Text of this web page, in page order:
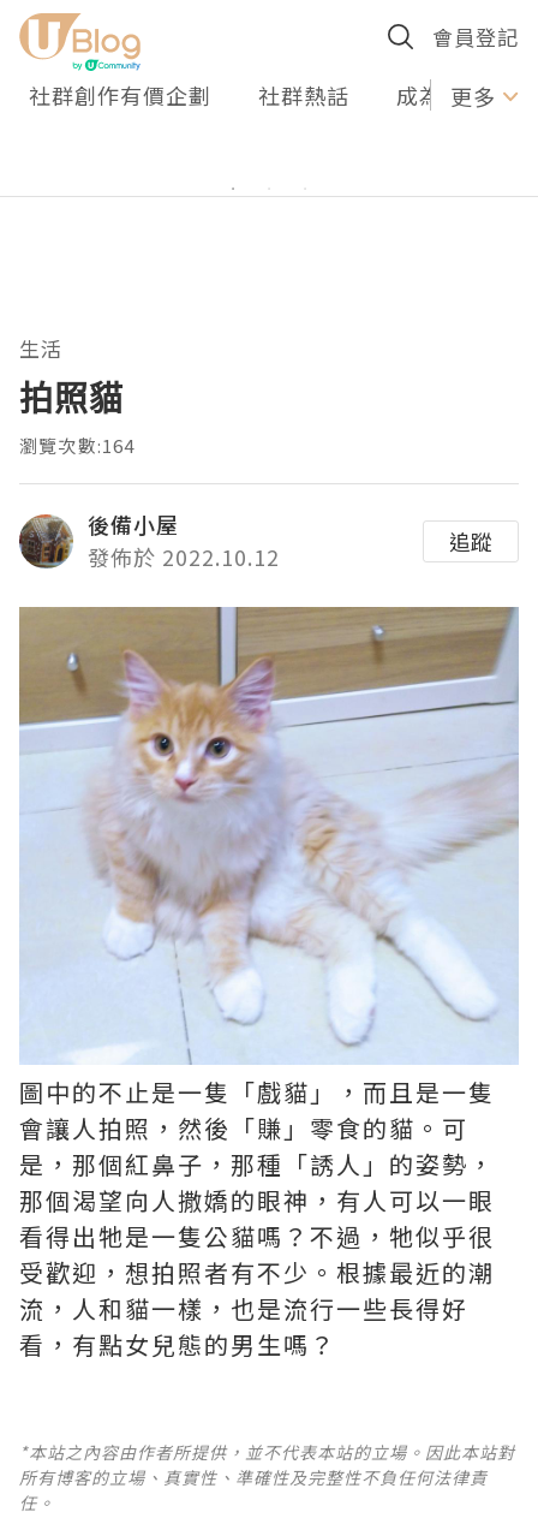
會員登記
社群創作有價企劃 社群熱話 成為U更多
生活
拍照貓
瀏覽次數:164
後備小屋
發佈於 2022.10.12
追蹤
圖中的不止是一隻「戲貓」，而且是一隻
會讓人拍照，然後「賺」零食的貓。可
是，那個紅鼻子，那種「誘人」的姿勢，
那個渴望向人撒嬌的眼神，有人可以一眼
看得出牠是一隻公貓嗎？不過，牠似乎很
受歡迎，想拍照者有不少。根據最近的潮
流，人和貓一樣，也是流行一些長得好
看，有點女兒態的男生嗎？
*本站之內容由作者所提供，並不代表本站的立場。因此本站對
所有博客的立場、真實性、準確性及完整性不負任何法律責
任。